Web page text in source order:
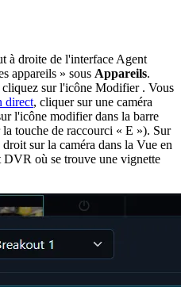
à droite de l'interface Agent
appareils » sous Appareils.
cliquez sur l'icône Modifier . Vous
direct, cliquer sur une caméra
l'icône modifier dans la barre
touche de raccourci « E »). Sur
sur la caméra dans la Vue en
où se trouve une vignette